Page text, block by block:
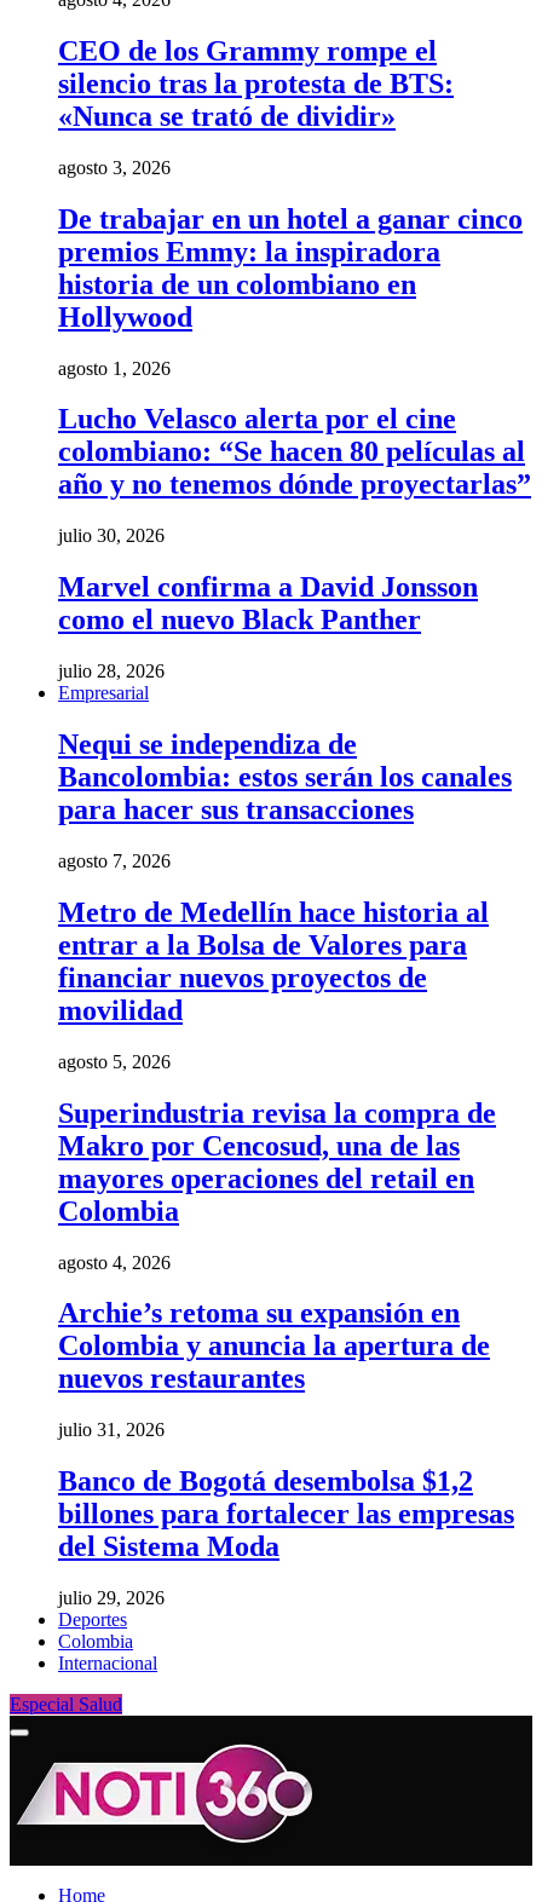
CEO de los Grammy rompe el
silencio tras la protesta de BTS:
«Nunca se trató de dividir»
agosto 3, 2026
De trabajar en un hotel a ganar cinco
premios Emmy: la inspiradora
historia de un colombiano en
Hollywood
agosto 1, 2026
Lucho Velasco alerta por el cine
colombiano: “Se hacen 80 películas al
año y no tenemos dónde proyectarlas”
julio 30, 2026
Marvel confirma a David Jonsson
como el nuevo Black Panther
julio 28, 2026
Empresarial
Nequi se independiza de
Bancolombia: estos serán los canales
para hacer sus transacciones
agosto 7, 2026
Metro de Medellín hace historia al
entrar a la Bolsa de Valores para
financiar nuevos proyectos de
movilidad
agosto 5, 2026
Superindustria revisa la compra de
Makro por Cencosud, una de las
mayores operaciones del retail en
Colombia
agosto 4, 2026
Archie’s retoma su expansión en
Colombia y anuncia la apertura de
nuevos restaurantes
julio 31, 2026
Banco de Bogotá desembolsa $1,2
billones para fortalecer las empresas
del Sistema Moda
julio 29, 2026
Deportes
Colombia
Internacional
Especial Salud
Home